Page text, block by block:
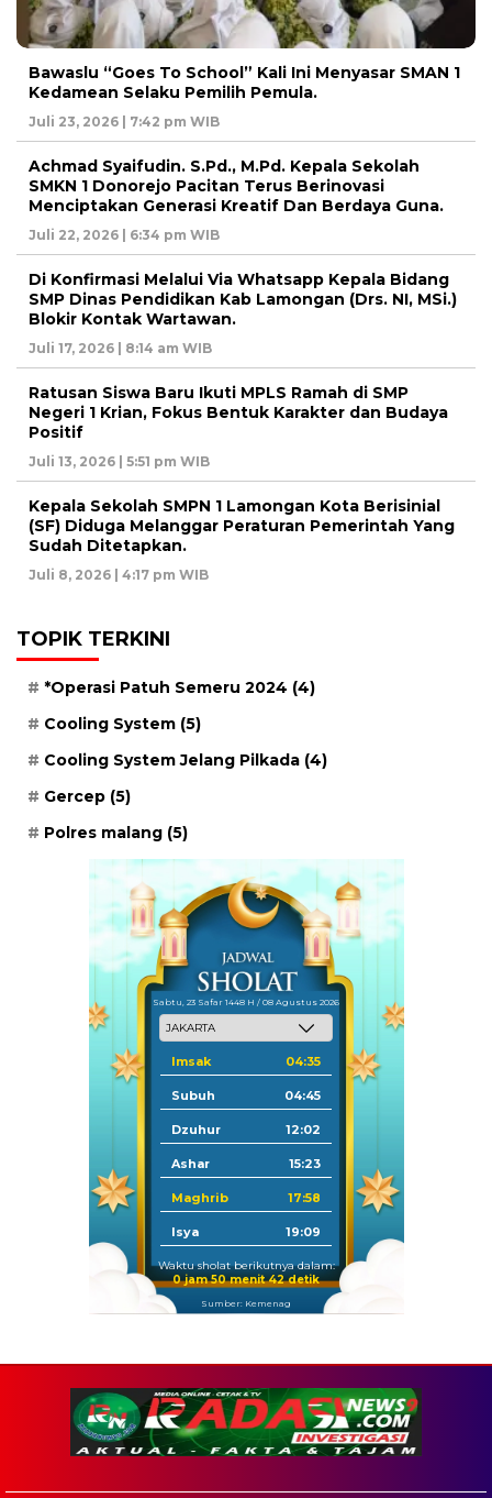
Bawaslu “Goes To School” Kali Ini Menyasar SMAN 1
Kedamean Selaku Pemilih Pemula.
Juli 23, 2026 | 7:42 pm WIB
Achmad Syaifudin. S.Pd., M.Pd. Kepala Sekolah
SMKN 1 Donorejo Pacitan Terus Berinovasi
Menciptakan Generasi Kreatif Dan Berdaya Guna.
Juli 22, 2026 | 6:34 pm WIB
Di Konfirmasi Melalui Via Whatsapp Kepala Bidang
SMP Dinas Pendidikan Kab Lamongan (Drs. NI, MSi.)
Blokir Kontak Wartawan.
Juli 17, 2026 | 8:14 am WIB
Ratusan Siswa Baru Ikuti MPLS Ramah di SMP
Negeri 1 Krian, Fokus Bentuk Karakter dan Budaya
Positif
Juli 13, 2026 | 5:51 pm WIB
Kepala Sekolah SMPN 1 Lamongan Kota Berisinial
(SF) Diduga Melanggar Peraturan Pemerintah Yang
Sudah Ditetapkan.
Juli 8, 2026 | 4:17 pm WIB
TOPIK TERKINI
*Operasi Patuh Semeru 2024 (4)
Cooling System (5)
Cooling System Jelang Pilkada (4)
Gercep (5)
Polres malang (5)
Sabtu, 23 Safar 1448 H / 08 Agustus 2026
Imsak 04:35
Subuh 04:45
Dzuhur 12:02
Ashar 15:23
Maghrib 17:58
Isya 19:09
Waktu sholat berikutnya dalam:
0 jam 50 menit 41 detik
Sumber: Kemenag